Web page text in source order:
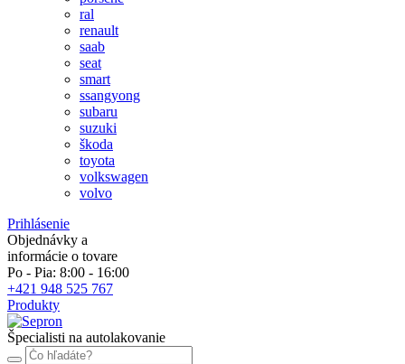
ral
renault
saab
seat
smart
ssangyong
subaru
suzuki
škoda
toyota
volkswagen
volvo
Prihlásenie
Objednávky a
informácie o tovare
Po - Pia: 8:00 - 16:00
+421 948 525 767
Produkty
Špecialisti na autolakovanie